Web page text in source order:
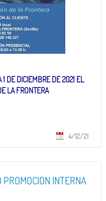
DE DICIEMBRE DE 2021 EL
LA FRONTERA
4/12/21
INTERNA